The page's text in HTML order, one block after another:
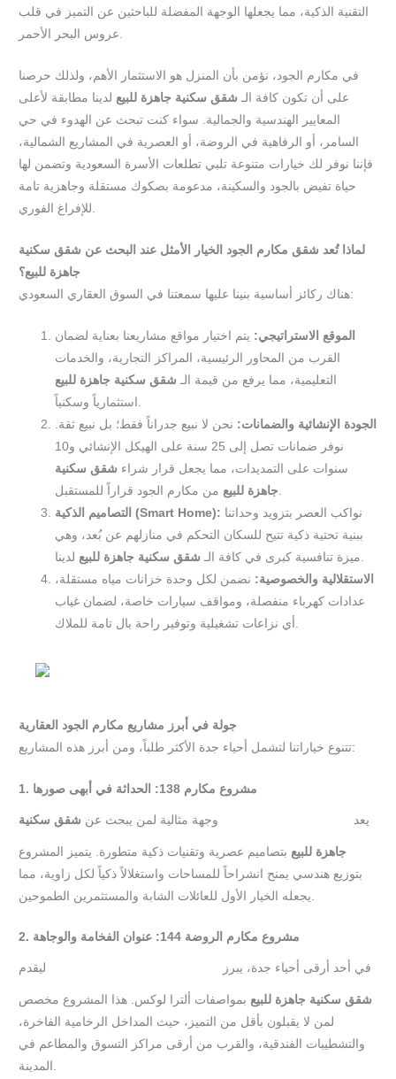
التقنية الذكية، مما يجعلها الوجهة المفضلة للباحثين عن التميز في قلب
عروس البحر الأحمر.
في مكارم الجود، نؤمن بأن المنزل هو الاستثمار الأهم، ولذلك حرصنا
على أن تكون كافة الـ شقق سكنية جاهزة للبيع لدينا مطابقة لأعلى
المعايير الهندسية والجمالية. سواء كنت تبحث عن الهدوء في حي
السامر، أو الرفاهية في الروضة، أو العصرية في المشاريع الشمالية،
فإننا نوفر لك خيارات متنوعة تلبي تطلعات الأسرة السعودية وتضمن لها
حياة تفيض بالجود والسكينة، مدعومة بصكوك مستقلة وجاهزية تامة
للإفراغ الفوري.
لماذا تُعد شقق مكارم الجود الخيار الأمثل عند البحث عن شقق سكنية
جاهزة للبيع؟
هناك ركائز أساسية بنينا عليها سمعتنا في السوق العقاري السعودي:
الموقع الاستراتيجي: يتم اختيار مواقع مشاريعنا بعناية لضمان
القرب من المحاور الرئيسية، المراكز التجارية، والخدمات
التعليمية، مما يرفع من قيمة الـ شقق سكنية جاهزة للبيع
استثمارياً وسكنياً.
الجودة الإنشائية والضمانات: نحن لا نبيع جدراناً فقط؛ بل نبيع ثقة.
نوفر ضمانات تصل إلى 25 سنة على الهيكل الإنشائي و10
سنوات على التمديدات، مما يجعل قرار شراء شقق سكنية
جاهزة للبيعمن مكارم الجود قراراً للمستقبل.
التصاميم الذكية (Smart Home):
ببنية تحتية ذكية تتيح للسكان التحكم في منازلهم عن بُعد، وهي
ميزة تنافسية كبرى في كافة الـ شقق سكنية جاهزة للبيع
لدينا.
الاستقلالية والخصوصية: نضمن لكل وحدة خزانات مياه مستقلة،
عدادات كهرباء منفصلة، ومواقف سيارات خاصة، لضمان غياب
أي نزاعات تشغيلية وتوفير راحة بال تامة للملاك.
جولة في أبرز مشاريع مكارم الجود العقارية
تتنوع خياراتنا لتشمل أحياء جدة الأكثر طلباً، ومن أبرز هذه المشاريع:
1. مشروع مكارم 138: الحداثة في أبهى صورها
يعد وجهة مثالية لمن يبحث عن شقق سكنية
جاهزة للبيع بتصاميم عصرية وتقنيات ذكية متطورة. يتميز المشروع
بتوزيع هندسي يمنح انشراحاً للمساحات واستغلالاً ذكياً لكل زاوية، مما
2. مشروع مكارم الروضة 144: عنوان الفخامة والوجاهة
في أحد أرقى أحياء جدة، يبرز ليقدم
شقق سكنية جاهزة للبيع بمواصفات ألترا لوكس. هذا المشروع مخصص
لمن لا يقبلون بأقل من التميز، حيث المداخل الرخامية الفاخرة،
والتشطيبات الفندقية، والقرب من أرقى مراكز التسوق والمطاعم في
المدينة.